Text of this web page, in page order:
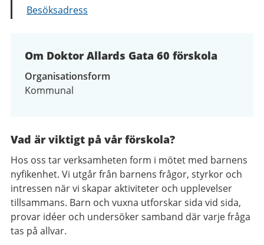
Besöksadress
Om Doktor Allards Gata 60 förskola
Organisationsform
Kommunal
Vad är viktigt på vår förskola?
Hos oss tar verksamheten form i mötet med barnens
nyfikenhet. Vi utgår från barnens frågor, styrkor och
intressen när vi skapar aktiviteter och upplevelser
tillsammans. Barn och vuxna utforskar sida vid sida,
provar idéer och undersöker samband där varje fråga
tas på allvar.